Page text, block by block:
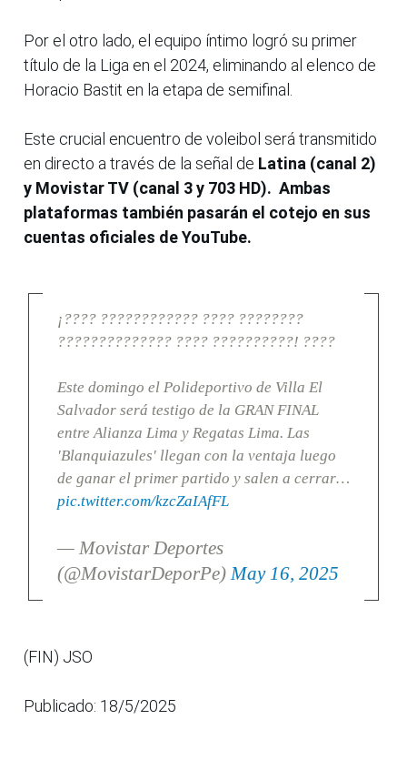
Por el otro lado, el equipo íntimo logró su primer
título de la Liga en el 2024, eliminando al elenco de
Horacio Bastit en la etapa de semifinal.
Este crucial encuentro de voleibol será transmitido
en directo a través de la señal de Latina (canal 2)
y Movistar TV (canal 3 y 703 HD). Ambas
plataformas también pasarán el cotejo en sus
cuentas oficiales de YouTube.
¡???? ???????????? ???? ????????
?????????????? ???? ??????????! ????
Este domingo el Polideportivo de Villa El
Salvador será testigo de la GRAN FINAL
entre Alianza Lima y Regatas Lima. Las
'Blanquiazules' llegan con la ventaja luego
de ganar el primer partido y salen a cerrar…
pic.twitter.com/kzcZaIAfFL
— Movistar Deportes
(@MovistarDeporPe)May 16, 2025
(FIN) JSO
Publicado: 18/5/2025